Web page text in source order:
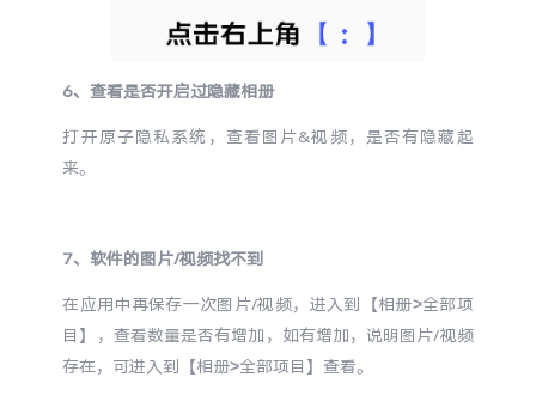
6、查看是否开启过隐藏相册
打开原子隐私系统，查看图片&视频，是否有隐藏起
来。
7、软件的图片/视频找不到
在应用中再保存一次图片/视频，进入到【相册>全部项
目】，查看数量是否有增加，如有增加，说明图片/视频
存在，可进入到【相册>全部项目】查看。